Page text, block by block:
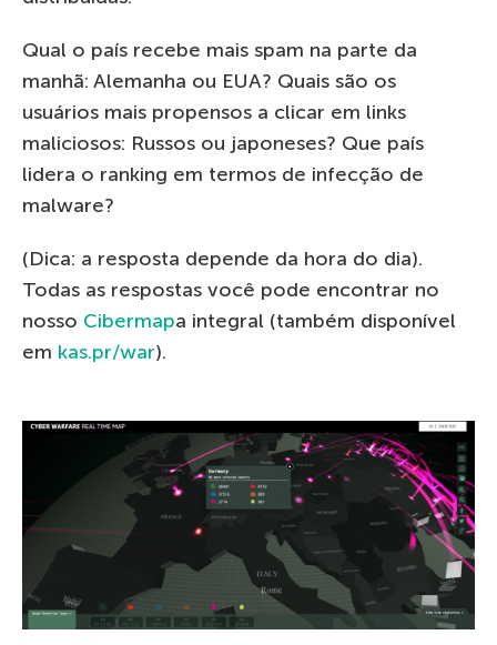
Qual o país recebe mais spam na parte da
manhã: Alemanha ou EUA? Quais são os
usuários mais propensos a clicar em links
maliciosos: Russos ou japoneses? Que país
lidera o ranking em termos de infecção de
malware?
(Dica: a resposta depende da hora do dia).
Todas as respostas você pode encontrar no
nosso Cibermapa integral (também disponível
em kas.pr/war).